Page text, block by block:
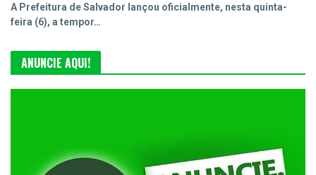
A Prefeitura de Salvador lançou oficialmente, nesta quinta-
feira (6), a tempor…
ANUNCIE AQUI!